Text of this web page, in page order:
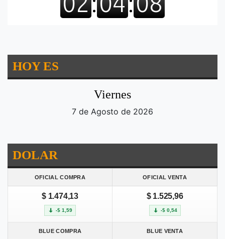
HOY ES
Viernes
7 de Agosto de 2026
DOLAR
OFICIAL COMPRA OFICIAL VENTA
$ 1.474,13
-$ 1,59
$ 1.525,96
-$ 0,54
BLUE COMPRA BLUE VENTA